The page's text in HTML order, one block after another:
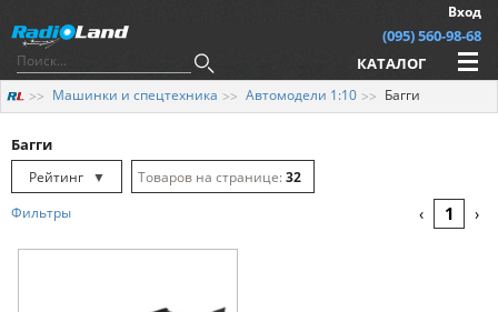
Вход
(095) 560-98-68
КАТАЛОГ
Машинки и спецтехника Автомодели 1:10 Багги
Багги
Рейтинг
▼
Рейтинг
32
Фильтры ‹ 1 ›